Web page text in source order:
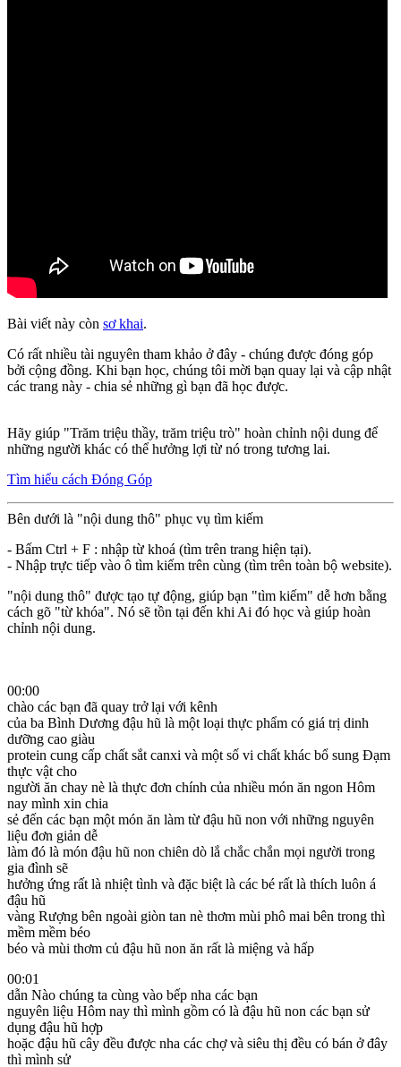
Bài viết này còn sơ khai.
Có rất nhiều tài nguyên tham khảo ở đây - chúng được đóng góp
bởi cộng đồng. Khi bạn học, chúng tôi mời bạn quay lại và cập nhật
các trang này - chia sẻ những gì bạn đã học được.
Hãy giúp "Trăm triệu thầy, trăm triệu trò" hoàn chỉnh nội dung để
những người khác có thể hưởng lợi từ nó trong tương lai.
Tìm hiểu cách Đóng Góp
Bên dưới là "nội dung thô" phục vụ tìm kiếm
- Bấm Ctrl + F : nhập từ khoá (tìm trên trang hiện tại).
- Nhập trực tiếp vào ô tìm kiếm trên cùng (tìm trên toàn bộ website).
"nội dung thô" được tạo tự động, giúp bạn "tìm kiếm" dễ hơn bằng
cách gõ "từ khóa". Nó sẽ tồn tại đến khi Ai đó học và giúp hoàn
chỉnh nội dung.
00:00
chào các bạn đã quay trở lại với kênh
của ba Bình Dương đậu hũ là một loại thực phẩm có giá trị dinh
dưỡng cao giàu
protein cung cấp chất sắt canxi và một số vi chất khác bổ sung Đạm
thực vật cho
người ăn chay nè là thực đơn chính của nhiều món ăn ngon Hôm
nay mình xin chia
sẻ đến các bạn một món ăn làm từ đậu hũ non với những nguyên
liệu đơn giản dễ
làm đó là món đậu hũ non chiên dò lắ chắc chắn mọi người trong
gia đình sẽ
hưởng ứng rất là nhiệt tình và đặc biệt là các bé rất là thích luôn á
đậu hũ
vàng Rượng bên ngoài giòn tan nè thơm mùi phô mai bên trong thì
mềm mềm béo
béo và mùi thơm củ đậu hũ non ăn rất là miệng và hấp
00:01
dẫn Nào chúng ta cùng vào bếp nha các bạn
nguyên liệu Hôm nay thì mình gồm có là đậu hũ non các bạn sử
dụng đậu hũ hợp
hoặc đậu hũ cây đều được nha các chợ và siêu thị đều có bán ở đây
thì mình sử